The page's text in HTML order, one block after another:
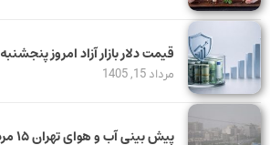
قیمت دلار بازار آزاد امروز پنجشنبه ۱۵ مرداد ۱۴۰۵ +جدول
مرداد 15, 1405
پیش بینی آب و هوای تهران ۱۵ مرداد